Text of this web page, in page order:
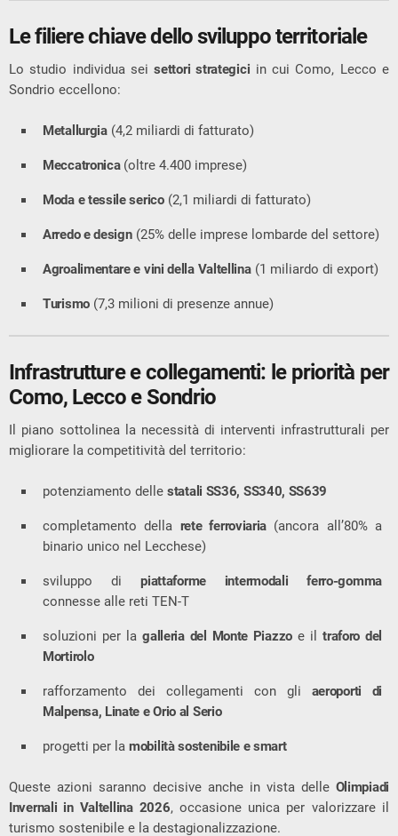
Le filiere chiave dello sviluppo territoriale
Lo studio individua seisettori strategici in cui Como, Lecco e
Sondrio eccellono:
Metallurgia(4,2 miliardi di fatturato)
Meccatronica(oltre 4.400 imprese)
Moda e tessile serico(2,1 miliardi di fatturato)
Arredo e design(25% delle imprese lombarde del settore)
Agroalimentare e vini della Valtellina(1 miliardo di export)
Turismo(7,3 milioni di presenze annue)
Infrastrutture e collegamenti: le priorità per
Como, Lecco e Sondrio
Il piano sottolinea la necessità di interventi infrastrutturali per
migliorare la competitività del territorio:
potenziamento delle statali SS36, SS340, SS639
completamento della rete ferroviaria (ancora all’80% a
binario unico nel Lecchese)
sviluppo dipiattaforme intermodali ferro-gomma
connesse alle reti TEN-T
soluzioni per lagalleria del Monte Piazzo e iltraforo del
Mortirolo
rafforzamento dei collegamenti con gli aeroporti di
Malpensa, Linate e Orio al Serio
progetti per la mobilità sostenibile e smart
Queste azioni saranno decisive anche in vista delle Olimpiadi
Invernali in Valtellina 2026, occasione unica per valorizzare il
turismo sostenibile e la destagionalizzazione.